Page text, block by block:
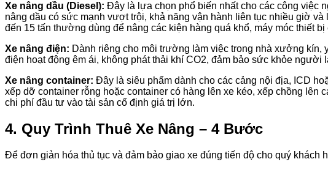
Xe nâng dầu (Diesel): Đây là lựa chọn phổ biến nhất cho các công việc
nâng dầu có sức mạnh vượt trội, khả năng vận hành liên tục nhiều giờ
đến 15 tấn thường dùng để nâng các kiện hàng quá khổ, máy móc thiết bị
Xe nâng điện: Dành riêng cho môi trường làm việc trong nhà xưởng
điện hoạt động êm ái, không phát thải khí CO2, đảm bảo sức khỏe
Xe nâng container: Đây là siêu phẩm dành cho các cảng nội địa, ICD
xếp dỡ container rỗng hoặc container có hàng lên xe kéo, xếp chồng
chi phí đầu tư vào tài sản cố định giá trị lớn.
4. Quy Trình Thuê Xe Nâng – 4 Bước
Để đơn giản hóa thủ tục và đảm bảo giao xe đúng tiến độ cho quý